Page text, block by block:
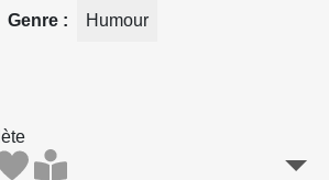
Genre Humour